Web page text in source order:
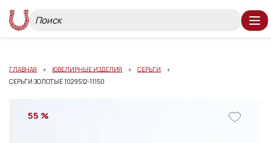
ГЛАВНАЯ ЮВЕЛИРНЫЕ ИЗДЕЛИЯ
СЕРЬГИ
СЕРЬГИ ЗОЛОТЫЕ 1029512-11150
55 %